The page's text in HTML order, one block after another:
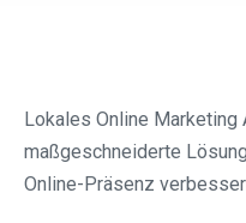
Lokales Online Marketing
maßgeschneiderte
Online-Präsenz